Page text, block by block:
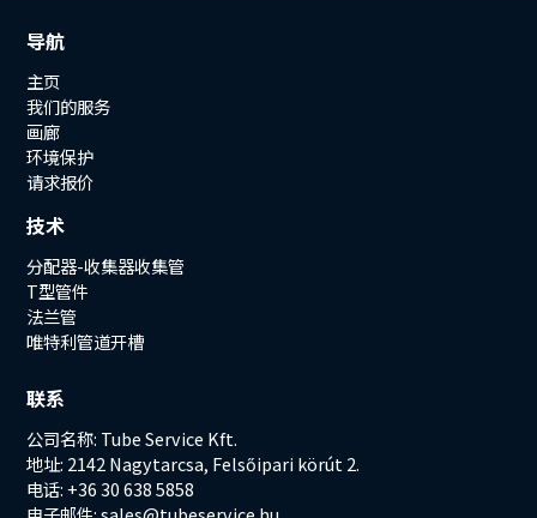
导航
主页
我们的服务
画廊
环境保护
请求报价
技术
分配器-收集器收集管
T型管件
法兰管
唯特利管道开槽
联系
公司名称: Tube Service Kft.
地址: 2142 Nagytarcsa, Felsőipari körút 2.
电话: +36 30 638 5858